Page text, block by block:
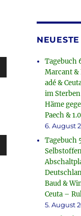
Tagebuch
Marcant &
adé &
im
Häme
Paech &
6. August
Tagebuch
Baud &
Ceuta –
5. August